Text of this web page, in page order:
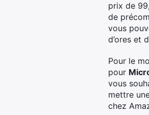
prix de
de
vous
d’ores et
Pour le
pour
vous
mettre
chez